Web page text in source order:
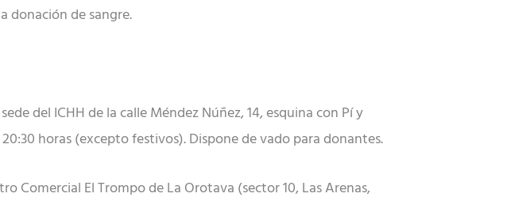
donación de sangre.
del ICHH de la calle Méndez Núñez, 14, esquina con Pí y
20:30 horas (excepto festivos). Dispone de vado para donantes.
Comercial El Trompo de La Orotava (sector 10, Las Arenas,